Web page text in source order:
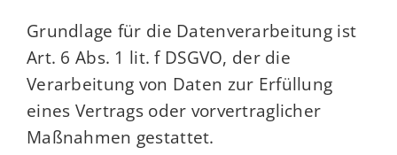
Grundlage für die Datenverarbeitung ist
Art. 6 Abs. 1 lit. f DSGVO, der die
Verarbeitung von Daten zur Erfüllung
eines Vertrags oder vorvertraglicher
Maßnahmen gestattet.